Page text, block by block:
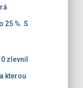
25 %. S
zlevnil
kterou